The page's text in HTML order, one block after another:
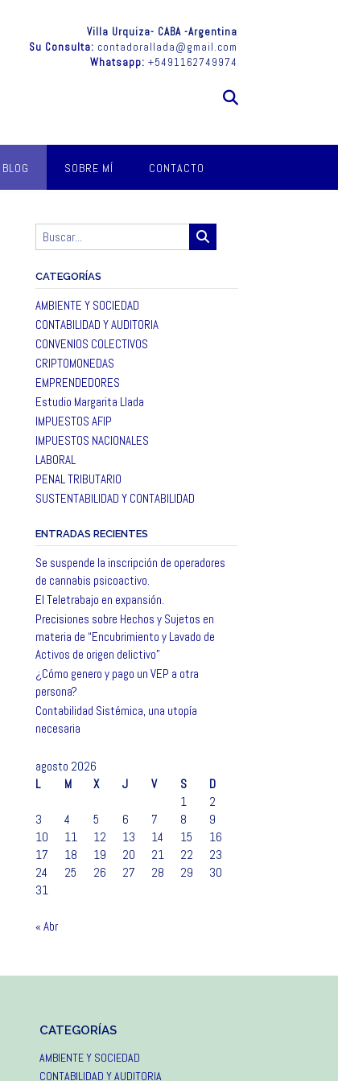
Villa Urquiza- CABA -Argentina
Su Consulta: contadorallada@gmail.com
Whatsapp: +5491162749974
BLOG SOBRE MÍ CONTACTO
CATEGORÍAS
AMBIENTE Y SOCIEDAD
CONTABILIDAD Y AUDITORIA
CONVENIOS COLECTIVOS
CRIPTOMONEDAS
EMPRENDEDORES
Estudio Margarita Llada
IMPUESTOS AFIP
IMPUESTOS NACIONALES
LABORAL
PENAL TRIBUTARIO
SUSTENTABILIDAD Y CONTABILIDAD
ENTRADAS RECIENTES
Se suspende la inscripción de operadores
de cannabis psicoactivo.
El Teletrabajo en expansión.
Precisiones sobre Hechos y Sujetos en
materia de “Encubrimiento y Lavado de
Activos de origen delictivo”
¿Cómo genero y pago un VEP a otra
persona?
Contabilidad Sistémica, una utopía
necesaria
agosto 2026
L
M X J V S
D
1
2
3
4 5 6 7 8
9
10
11 12 13 14 15
16
17
18 19 20 21 22
23
24
25 26 27 28 29
30
31
« Abr
CATEGORÍAS
AMBIENTE Y SOCIEDAD
CONTABILIDAD Y AUDITORIA